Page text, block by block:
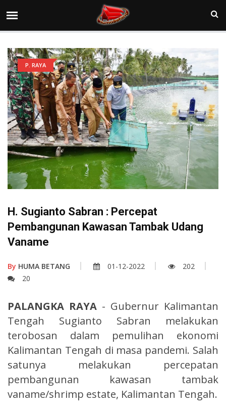
P. RAYA
H. Sugianto Sabran : Percepat
Pembangunan Kawasan Tambak Udang
Vaname
By HUMA BETANG 01-12-2022
202
20
PALANGKA RAYA - Gubernur Kalimantan
Tengah Sugianto Sabran melakukan
terobosan dalam pemulihan ekonomi
Kalimantan Tengah di masa pandemi. Salah
satunya melakukan percepatan
pembangunan kawasan tambak
vaname/shrimp estate, Kalimantan Tengah.